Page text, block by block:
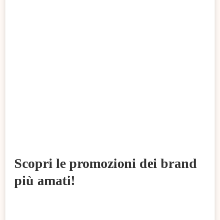
Scopri le promozioni dei brand
più amati!